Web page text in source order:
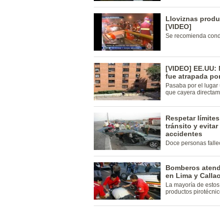
Lloviznas
[VIDEO]
Se recomienda
[VIDEO]
fue atrapada
Pasaba por el
que cayera
Respetar
tránsito y evitar
accidentes
Doce personas
Bomberos
en Lima y
La mayoría de
productos